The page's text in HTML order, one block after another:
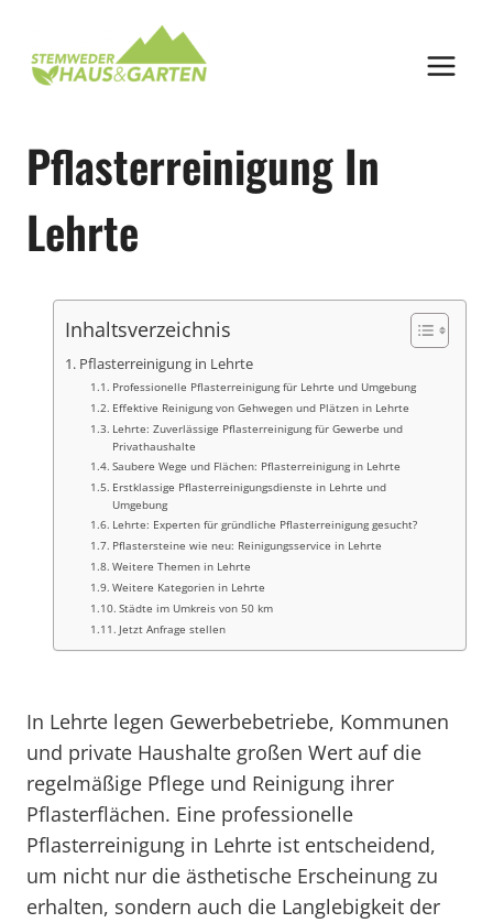
springen
Pflasterreinigung In
Lehrte
Inhaltsverzeichnis
Pflasterreinigung in Lehrte
Professionelle Pflasterreinigung für Lehrte und Umgebung
Effektive Reinigung von Gehwegen und Plätzen in Lehrte
Lehrte: Zuverlässige Pflasterreinigung für Gewerbe und
Privathaushalte
Saubere Wege und Flächen: Pflasterreinigung in Lehrte
Erstklassige Pflasterreinigungsdienste in Lehrte und
Umgebung
Lehrte: Experten für gründliche Pflasterreinigung gesucht?
Pflastersteine wie neu: Reinigungsservice in Lehrte
Weitere Themen in Lehrte
Weitere Kategorien in Lehrte
Städte im Umkreis von 50 km
Jetzt Anfrage stellen
In Lehrte legen Gewerbebetriebe, Kommunen
und private Haushalte großen Wert auf die
regelmäßige Pflege und Reinigung ihrer
Pflasterflächen. Eine professionelle
Pflasterreinigung in Lehrte ist entscheidend,
um nicht nur die ästhetische Erscheinung zu
erhalten, sondern auch die Langlebigkeit der